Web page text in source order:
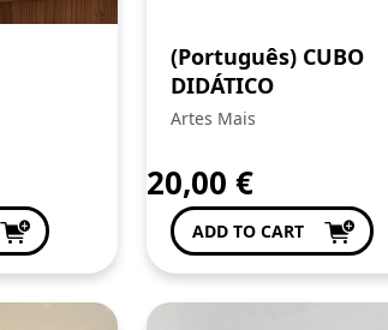
(Português) CUBO
DIDÁTICO
Artes Mais
20,00 €
ADD TO CART